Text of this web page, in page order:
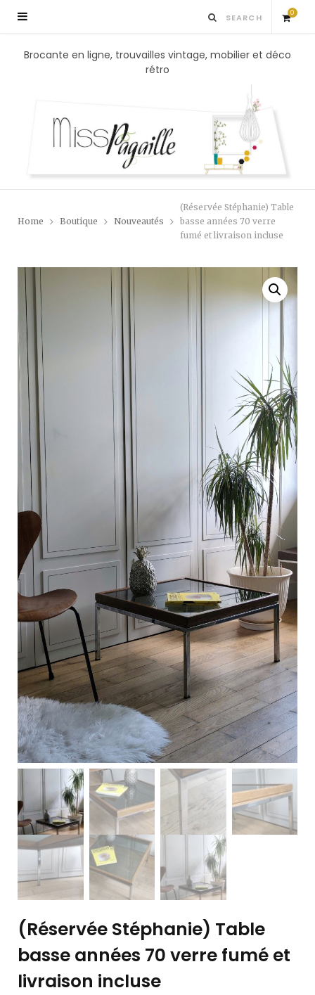
0
S
p
g
a
r
t
Brocante en ligne, trouvailles vintage, mobilier et déco
rétro
Home Boutique Nouveautés
(Réservée Stéphanie) Table
basse années 70 verre
fumé et livraison incluse
(Réservée Stéphanie) Table
basse années 70 verre fumé et
livraison incluse